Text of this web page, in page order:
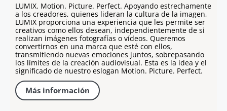
LUMIX. Motion. Picture. Perfect. Apoyando estrechamente
a los creadores, quienes lideran la cultura de la imagen,
LUMIX proporciona una experiencia que les permite ser
creativos como ellos desean, independientemente de si
realizan imágenes fotografías o vídeos. Queremos
convertirnos en una marca que esté con ellos,
transmitiendo nuevas emociones juntos, sobrepasando
los límites de la creación audiovisual. Esta es la idea y el
significado de nuestro eslogan Motion. Picture. Perfect.
Más información